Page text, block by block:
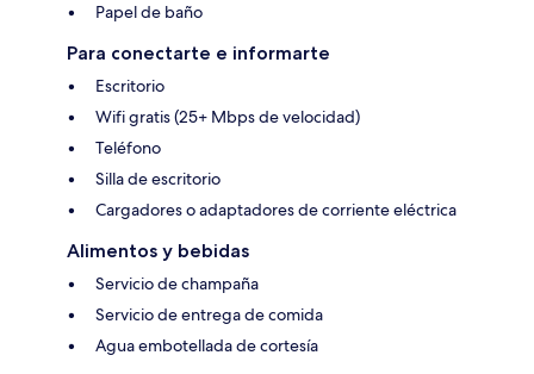
Papel de baño
Para conectarte e informarte
Escritorio
Wifi gratis (25+ Mbps de velocidad)
Teléfono
Silla de escritorio
Cargadores o adaptadores de corriente eléctrica
Alimentos y bebidas
Servicio de champaña
Servicio de entrega de comida
Agua embotellada de cortesía